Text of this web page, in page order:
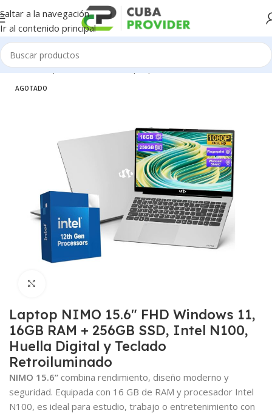
Saltar a la navegación
Ir al contenido principal
Inicio/Componentes de PC/Laptop
AGOTADO
Laptop NIMO 15.6″ FHD Windows 11,
16GB RAM + 256GB SSD, Intel N100,
Huella Digital y Teclado
Retroiluminado
NIMO 15.6” combina rendimiento, diseño moderno y
seguridad. Equipada con 16 GB de RAM y procesador Intel
N100, es ideal para estudio, trabajo o entretenimiento con